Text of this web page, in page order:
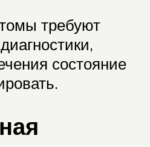
требуют
состояние